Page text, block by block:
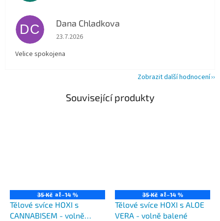
DC Dana Chladkova
Hodnocení obchodu je 5 z 5 hvězdiček.
23.7.2026
Velice spokojena
Zobrazit další hodnocení
Související produkty
35 Kč až–14 %
Tělové svíce HOXI s
CANNABISEM - volně
35 Kč až–14 %
Tělové svíce HOXI s ALOE
VERA - volně balené